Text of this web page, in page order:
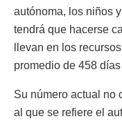
autónoma, los niños
tendrá que hacerse
llevan en los
promedio de 458
Su número actual no
al que se refiere el